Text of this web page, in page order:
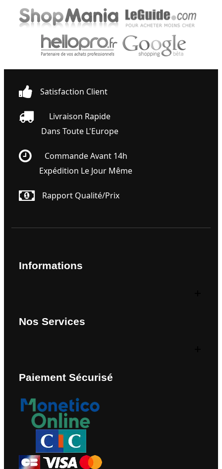
Satisfaction Client
Livraison Rapide
Dans Toute L'Europe
Commande Avant 14h
Expédition Le Jour Même
Rapport Qualité/prix
Informations
Nos Services
Paiement Sécurisé